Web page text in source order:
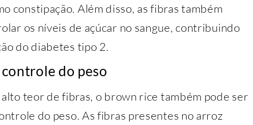
constipação. Além disso, as fibras também
os níveis de açúcar no sangue, contribuindo
do diabetes tipo 2.
do peso
teor de fibras, o brown rice também pode ser
do peso. As fibras presentes no arroz